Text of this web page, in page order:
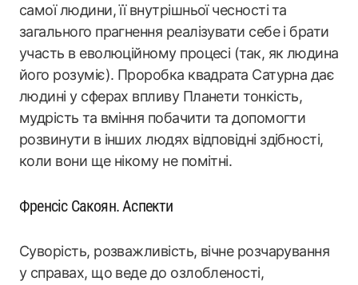
самої людини, її внутрішньої чесності та
загального прагнення реалізувати себе і брати
участь в еволюційному процесі (так, як людина
його розуміє). Проробка квадрата Сатурна дає
людині у сферах впливу Планети тонкість,
мудрість та вміння побачити та допомогти
розвинути в інших людях відповідні здібності,
коли вони ще нікому не помітні.
Френсіс Сакоян. Аспекти
Суворість, розважливість, вічне розчарування
у справах, що веде до озлобленості,